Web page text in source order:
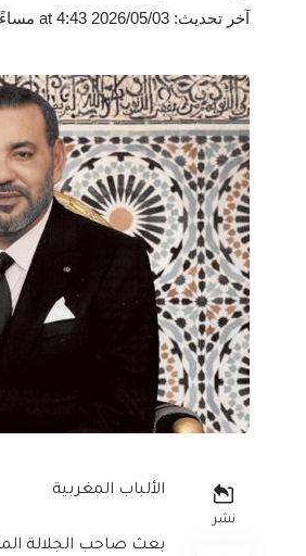
آخر تحديث: 2026/05/03 at 4:43 مساءً
نشر
الألباب المغربية
بعث صاحب الجلالة